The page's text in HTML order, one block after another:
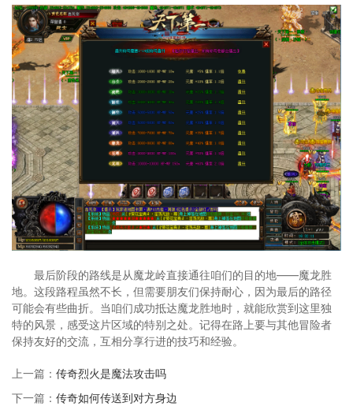
最后阶段的路线是从魔龙岭直接通往咱们的目的地——魔龙胜
地。这段路程虽然不长，但需要朋友们保持耐心，因为最后的路径
可能会有些曲折。当咱们成功抵达魔龙胜地时，就能欣赏到这里独
特的风景，感受这片区域的特别之处。记得在路上要与其他冒险者
保持友好的交流，互相分享行进的技巧和经验。
上一篇： 传奇烈火是魔法攻击吗
下一篇： 传奇如何传送到对方身边